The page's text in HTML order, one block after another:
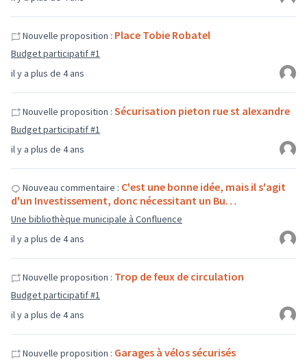
il y a plus de 4 ans
Nouvelle proposition : Place Tobie Robatel
Budget participatif #1
il y a plus de 4 ans
Nouvelle proposition : Sécurisation pieton rue st alexandre
Budget participatif #1
il y a plus de 4 ans
Nouveau commentaire : C'est une bonne idée, mais il s'agit
d'un Investissement, donc nécessitant un Bu…
Une bibliothèque municipale à Confluence
il y a plus de 4 ans
Nouvelle proposition : Trop de feux de circulation
Budget participatif #1
Nouvelle proposition : Garages à vélos sécurisés